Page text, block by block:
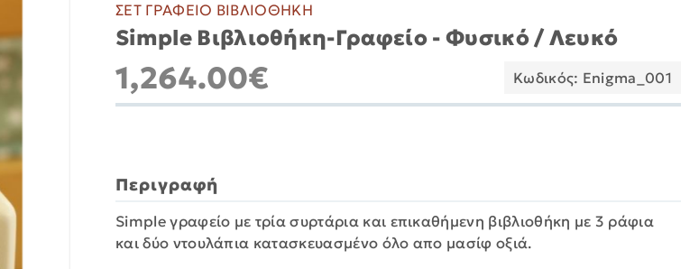
ΣΕΤ ΓΡΑΦΕΙΟ ΒΙΒΛΙΟΘΗΚΗ
Simple Βιβλιοθήκη-Γραφείο - Φυσικό / Λευκό
1,264.00€ Κωδικός: Enigma_001
Περιγραφή
Simple γραφείο με τρία συρτάρια και επικαθήμενη βιβλιοθήκη με 3 ράφια
και δύο ντουλάπια κατασκευασμένο όλο απο μασίφ οξιά.